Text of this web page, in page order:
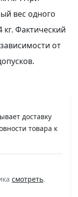
вес одного
кг. Фактический
от
доставку
товара к
смотреть.